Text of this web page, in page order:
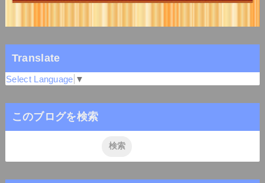
Translate
Select Language ▼
このブログを検索